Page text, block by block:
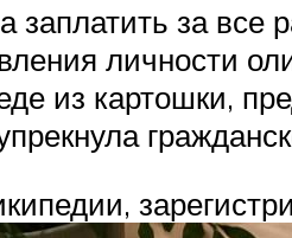
заплатить за
личности
из картошки,